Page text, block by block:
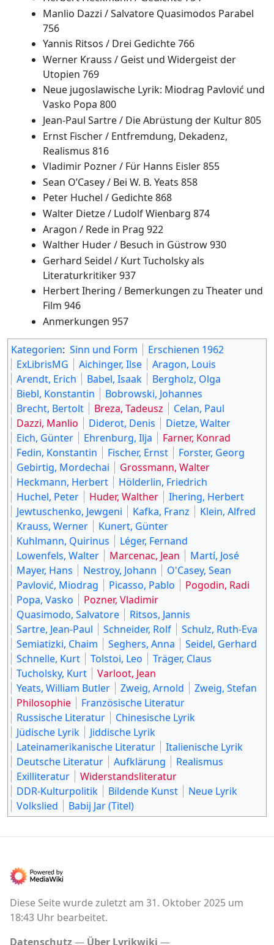
Manlio Dazzi / Salvatore Quasimodos Parabel
756
Yannis Ritsos / Drei Gedichte 766
Werner Krauss / Geist und Widergeist der
Utopien 769
Neue jugoslawische Lyrik: Miodrag Pavlović und
Vasko Popa 800
Jean-Paul Sartre / Die Abrüstung der Kultur 805
Ernst Fischer / Entfremdung, Dekadenz,
Realismus 816
Vladimir Pozner / Für Hanns Eisler 855
Sean O’Casey / Bei W. B. Yeats 858
Peter Huchel / Gedichte 868
Walter Dietze / Ludolf Wienbarg 874
Aragon / Rede in Prag 922
Walther Huder / Besuch in Güstrow 930
Gerhard Seidel / Kurt Tucholsky als
Literaturkritiker 937
Herbert Ihering / Bemerkungen zu Theater und
Film 946
Anmerkungen 957
Kategorien: Sinn und Form
Erschienen 1962
ExLibrisMG
Aichinger, Ilse
Aragon, Louis
Arendt, Erich
Babel, Isaak
Bergholz, Olga
Biebl, Konstantin
Bobrowski, Johannes
Brecht, Bertolt
Breza, Tadeusz
Celan, Paul
Dazzi, Manlio
Diderot, Denis
Dietze, Walter
Eich, Günter
Ehrenburg, Ilja
Farner, Konrad
Fedin, Konstantin
Fischer, Ernst
Forster, Georg
Gebirtig, Mordechai
Grossmann, Walter
Heckmann, Herbert
Hölderlin, Friedrich
Huchel, Peter
Huder, Walther
Ihering, Herbert
Jewtuschenko, Jewgeni
Kafka, Franz
Klein, Alfred
Krauss, Werner
Kunert, Günter
Kuhlmann, Quirinus
Léger, Fernand
Lowenfels, Walter
Marcenac, Jean
Martí, José
Mayer, Hans
Nestroy, Johann
O'Casey, Sean
Pavlović, Miodrag
Picasso, Pablo
Pogodin, Radi
Popa, Vasko
Pozner, Vladimir
Quasimodo, Salvatore
Ritsos, Jannis
Sartre, Jean-Paul
Schneider, Rolf
Schulz, Ruth-Eva
Semiatizki, Chaim
Seghers, Anna
Seidel, Gerhard
Schnelle, Kurt
Tolstoi, Leo
Träger, Claus
Tucholsky, Kurt
Varloot, Jean
Yeats, William Butler
Zweig, Arnold
Zweig, Stefan
Philosophie
Französische Literatur
Russische Literatur
Chinesische Lyrik
Jüdische Lyrik
Jiddische Lyrik
Lateinamerikanische Literatur
Italienische Lyrik
Deutsche Literatur
Aufklärung
Realismus
Exilliteratur
Widerstandsliteratur
DDR-Kulturpolitik
Bildende Kunst
Neue Lyrik
Volkslied
Babij Jar (Titel)
Diese Seite wurde zuletzt am 31. Oktober 2025 um
18:43 Uhr bearbeitet.
Datenschutz
Über Lyrikwiki